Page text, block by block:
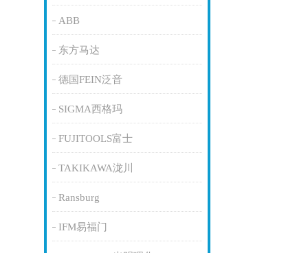
ABB
东方马达
德国FEIN泛音
SIGMA西格玛
FUJITOOLS富士
TAKIKAWA泷川
Ransburg
IFM易福门